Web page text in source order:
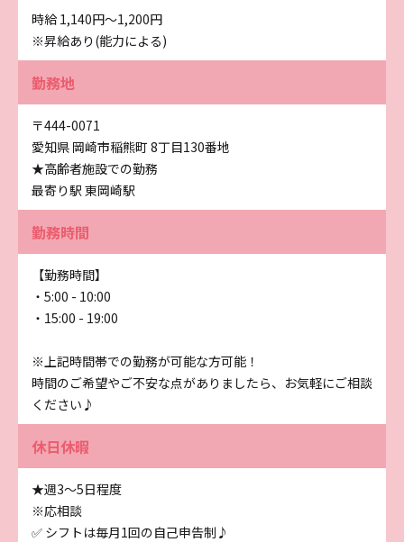
時給 1,140円〜1,200円
※昇給あり(能力による)
勤務地
〒444-0071
愛知県 岡崎市稲熊町 8丁目130番地
★高齢者施設での勤務
最寄り駅 東岡崎駅
勤務時間
【勤務時間】
・5:00 - 10:00
・15:00 - 19:00
※上記時間帯での勤務が可能な方可能！
時間のご希望やご不安な点がありましたら、お気軽にご相談
ください♪
休日休暇
★週3～5日程度
※応相談
✅ シフトは毎月1回の自己申告制♪